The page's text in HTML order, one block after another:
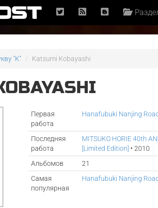
"K" Katsumi Kobayashi
Первая
работа
Hanafubuki Nanjing
Последняя
работа
MITSUKO HORIE 40th
[Limited Edition] • 2010
Альбомов
21
Самая
популярная
Hanafubuki Nanjing